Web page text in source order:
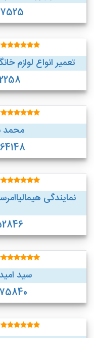
تعمیر انواع لوازم خانگی با بیش از
محمد
نمایندگی
سید امید